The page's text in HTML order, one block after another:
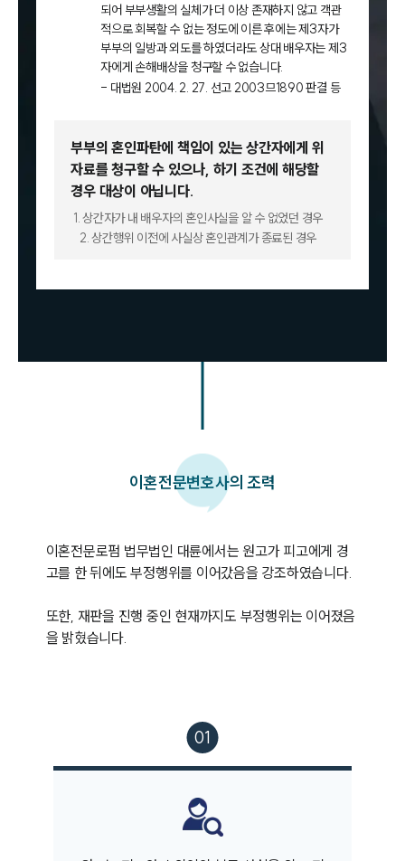
되어 부부생활의 실체가 더 이상 존재하지 않고 객관
적으로 회복할 수 없는 정도에 이른 후에는 제3자가
부부의 일방과 외도를 하였더라도 상대 배우자는 제3
자에게 손해배상을 청구할 수 없습니다.
- 대법원 2004. 2. 27. 선고 2003므1890 판결 등
부부의 혼인파탄에 책임이 있는 상간자에게 위
자료를 청구할 수 있으나, 하기 조건에 해당할
경우 대상이 아닙니다.
1. 상간자가 내 배우자의 혼인사실을 알 수 없었던 경우
2. 상간행위 이전에 사실상 혼인관계가 종료된 경우
이혼전문변호사의 조력
이혼전문로펌 법무법인 대륜에서는 원고가 피고에게 경
고를 한 뒤에도 부정행위를 이어갔음을 강조하였습니다.
또한, 재판을 진행 중인 현재까지도 부정행위는 이어졌음
을 밝혔습니다.